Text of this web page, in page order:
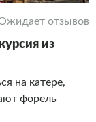
отзывов
из
на катере,
форель